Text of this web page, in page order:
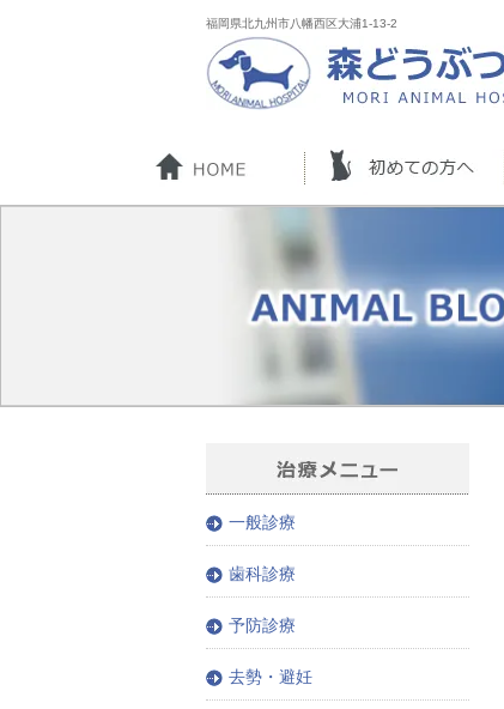
福岡県北九州市八幡西区大浦1-13-2
一般診療
歯科診療
予防診療
去勢・避妊